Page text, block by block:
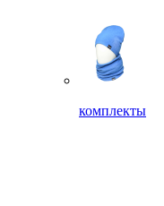
комплекты